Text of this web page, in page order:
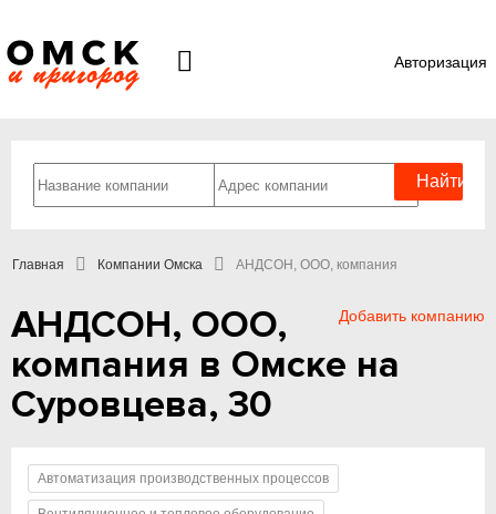
Авторизация
Главная Компании Омска АНДСОН, ООО, компания
Добавить компанию
АНДСОН, ООО,
компания в Омске на
Суровцева, 30
Автоматизация производственных процессов